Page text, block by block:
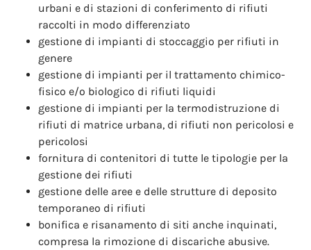
urbani e di stazioni di conferimento di rifiuti
raccolti in modo differenziato
gestione di impianti di stoccaggio per rifiuti in
genere
gestione di impianti per il trattamento chimico-
fisico e/o biologico di rifiuti liquidi
gestione di impianti per la termodistruzione di
rifiuti di matrice urbana, di rifiuti non pericolosi e
pericolosi
fornitura di contenitori di tutte le tipologie per la
gestione dei rifiuti
gestione delle aree e delle strutture di deposito
temporaneo di rifiuti
bonifica e risanamento di siti anche inquinati,
compresa la rimozione di discariche abusive.